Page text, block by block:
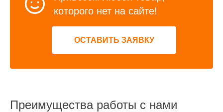
которого нет на сайте!
ОСТАВИТЬ ЗАЯВКУ
Преимущества работы с нами